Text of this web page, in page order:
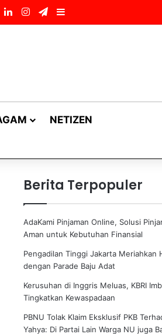
LinkedInInstagram
Telegram
Sidebar
NETIZEN
Berita Terpopuler
AdaKami Pinjaman Online, Solusi
Aman untuk Kebutuhan Finansial
Pengadilan Tinggi Jakarta Meriahkan
dengan Parade Baju Adat
Kerusuhan di Inggris Meluas, KBRI
Tingkatkan Kewaspadaan
PBNU Tolak Klaim Eksklusif PKB
Yahya: Di Partai Lain Warga NU juga